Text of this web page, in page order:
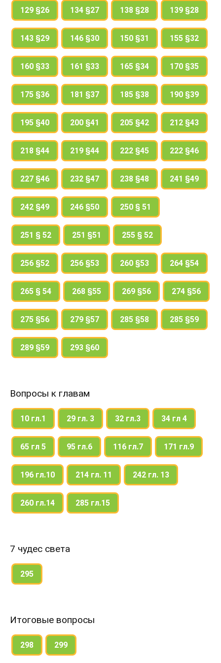
129 §26 134 §27 138 §28 139 §28
143 §29 146 §30 150 §31 155 §32
160 §33 161 §33 165 §34 170 §35
175 §36 181 §37 185 §38 190 §39
195 §40 200 §41 205 §42 212 §43
218 §44 219 §44 222 §45 222 §46
227 §46 232 §47 238 §48 241 §49
242 §49 246 §50 250 § 51
251 § 52 251 §51 255 § 52
256 §52 256 §53 260 §53 264 §54
265 § 54 268 §55 269 §56 274 §56
275 §56 279 §57 285 §58 285 §59
289 §59 293 §60
Вопросы к главам
10 гл.1 29 гл. 3 32 гл.3 34 гл 4
65 гл 5 95 гл.6 116 гл.7 171 гл.9
196 гл.10 214 гл. 11 242 гл. 13
260 гл.14 285 гл.15
7 чудес света
295
Итоговые вопросы
298 299